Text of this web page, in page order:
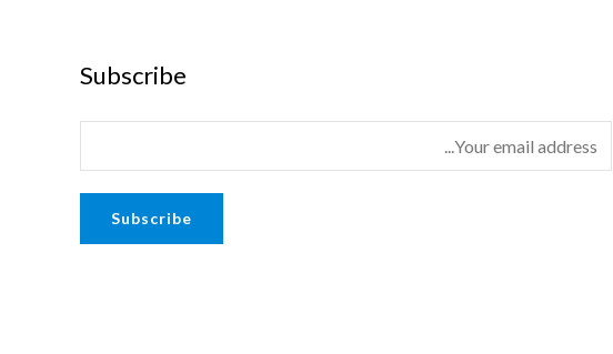
Subscribe
m
Subscribe